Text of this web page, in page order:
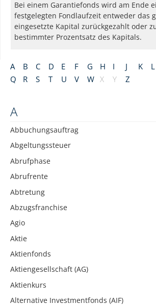
A B C D E F G H I J K L
Q
R S T U V W X Y Z
A
Abbuchungsauftrag
Abgeltungssteuer
Abrufphase
Abrufrente
Abtretung
Abzugsfranchise
Agio
Aktie
Aktienfonds
Aktiengesellschaft (AG)
Aktienkurs
Alternative Investmentfonds (AIF)
Bei einem Garantiefonds wird am Ende
festgelegten Fondlaufzeit entweder das
eingesetzte Kapital zurückgezahlt oder
bestimmter Prozentsatz des Kapitals.